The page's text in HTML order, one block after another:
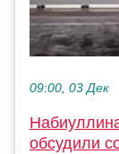
09:00, 03 Дек
обсудили